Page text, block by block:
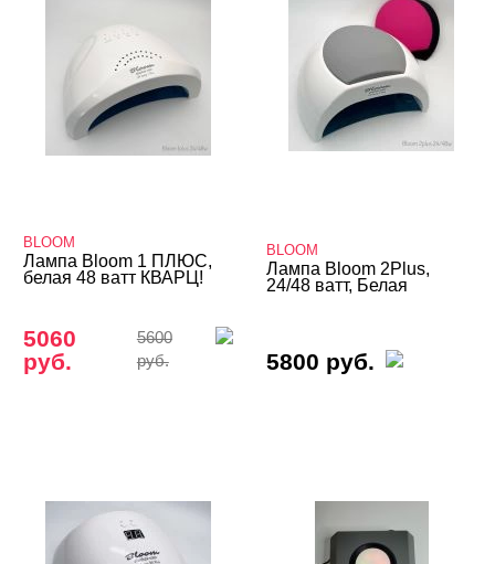
BLOOM
Лампа Bloom 1 ПЛЮС,
белая 48 ватт КВАРЦ!
5060
руб.
5600
руб.
BLOOM
Лампа Bloom 2Plus,
24/48 ватт, Белая
5800 руб.